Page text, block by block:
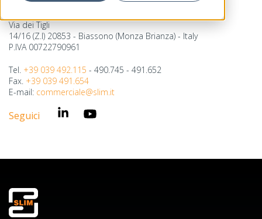
Via dei Tigli
14/16 (Z.I) 20853 - Biassono (Monza Brianza) - Italy
P.IVA 00722790961
Tel. +39 039 492.115 - 490.745 - 491.652
Fax. +39 039 491.654
E-mail: commerciale@slim.it
Seguici